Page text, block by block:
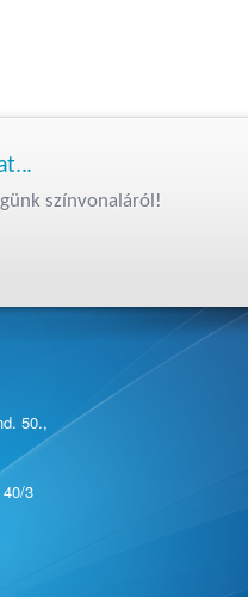
színvonaláról!
50.,
3